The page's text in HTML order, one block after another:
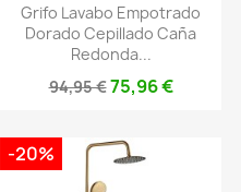
Grifo Lavabo Empotrado
Dorado Cepillado Caña
Redonda...
94,95 €75,96 €
-20%